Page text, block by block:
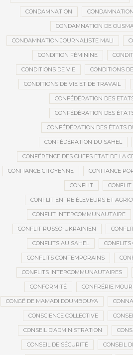
CONDAMNATION
CONDAMNATION DE
CONDAMNATION JOURNALISTE MALI
CONDITION FÉMININE
CONDITIONS DE VIE CONDITIONS
CONDITIONS DE VIE ET DE TRAVAIL
CONFÉDÉRATION DES
CONFÉDÉRATION DES
CONFÉDÉRATION DES ÉTATS
CONFÉDÉRATION DU SAHEL
CONFÉRENCE DES CHEFS ETAT DE LA
CONFIANCE CITOYENNE CONFIANCE
CONFLIT
CONFLIT ENTRE ÉLEVEURS ET
CONFLIT INTERCOMMUNAUTAIRE
CONFLIT RUSSO-UKRAINIEN
CONFLITS AU SAHEL
CONFLITS CONTEMPORAINS
CONFLITS INTERCOMMUNAUTAIRES
CONFORMITÉ CONFRÉRIE
CONGÉ DE MAMADI DOUMBOUYA
CONSCIENCE COLLECTIVE
CONSEIL D’ADMINISTRATION
CONSEIL DE SÉCURITÉ CONSEIL